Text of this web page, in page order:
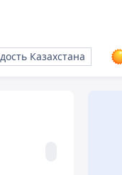
Казахстана